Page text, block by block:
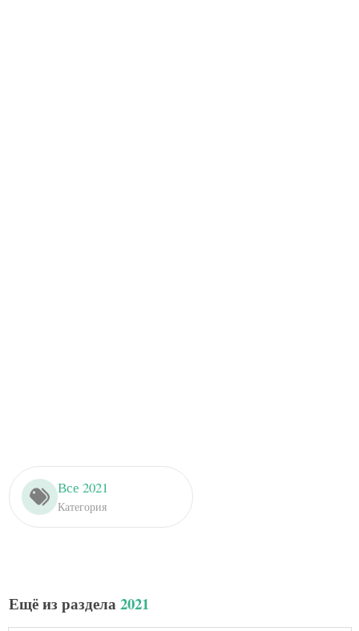
Все 2021
Категория
Ещё из раздела2021